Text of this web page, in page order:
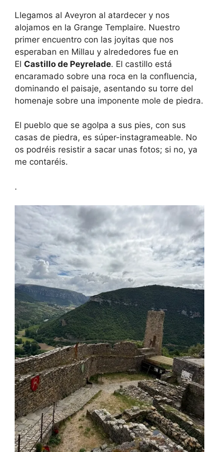
Llegamos al Aveyron al atardecer y nos
alojamos en la Grange Templaire. Nuestro
primer encuentro con las joyitas que nos
esperaban en Millau y alrededores fue en
El Castillo de Peyrelade. El castillo está
encaramado sobre una roca en la confluencia,
dominando el paisaje, asentando su torre del
homenaje sobre una imponente mole de piedra.
El pueblo que se agolpa a sus pies, con sus
casas de piedra, es súper-instagrameable. No
os podréis resistir a sacar unas fotos; si no, ya
me contaréis.
.